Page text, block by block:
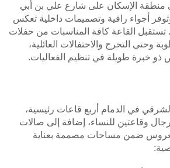
في منطقة الإسكان على شارع علي بن أبي
أجواء راقية وتصميمات داخلية تعكس
تستقبل القاعة كافة المناسبات من حفلات
وحتى التخرج والاحتفالات العائلية،
خبرة طويلة في تنظيم الفعاليات.
في الدمام أربع قاعات رئيسية،
وقاعتين للنساء، إضافة إلى صالات
ضمن مساحات مصممة بعناية